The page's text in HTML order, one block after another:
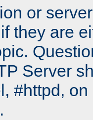
or
they are
Server
#httpd,
.